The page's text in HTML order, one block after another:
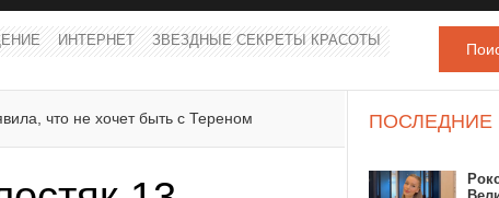
ИНТЕРНЕТ ЗВЕЗДНЫЕ СЕКРЕТЫ КРАСОТЫ
что не хочет быть с Тереном ПОСЛЕДНИЕ
Забыли имя пользователя?